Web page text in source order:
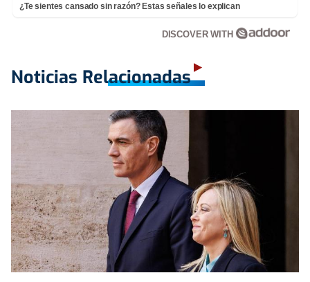
¿Te sientes cansado sin razón? Estas señales lo explican
DISCOVER WITH
Noticias Relacionadas